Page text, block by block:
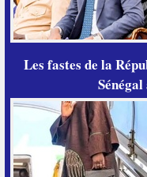
Les fastes de la